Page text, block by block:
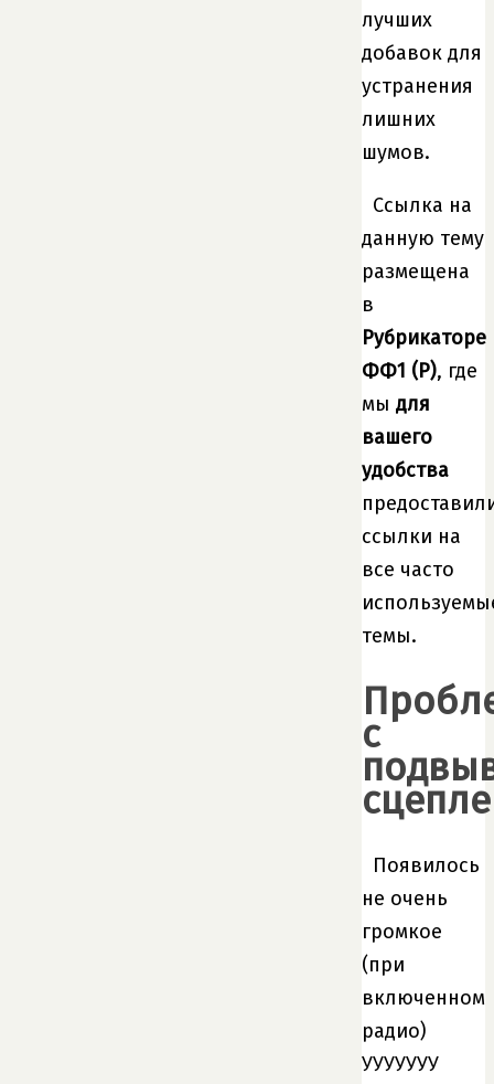
лучших
добавок для
устранения
лишних
шумов.
Ссылка на
данную тему
размещена
в
Рубрикаторе
ФФ1 (P), где
мы для
вашего
удобства
ссылки на
все часто
темы.
с
Появилось
не очень
громкое
(при
включенном
радио)
УУУУУУУ